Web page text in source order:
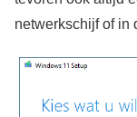
netwerkschijf of in